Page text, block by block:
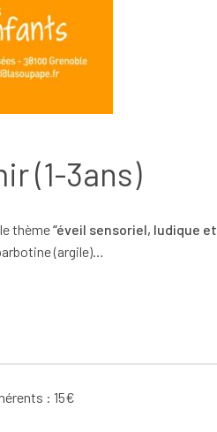
(1-3ans)
thème“éveil sensoriel, ludique et
(argile)…
: 15€